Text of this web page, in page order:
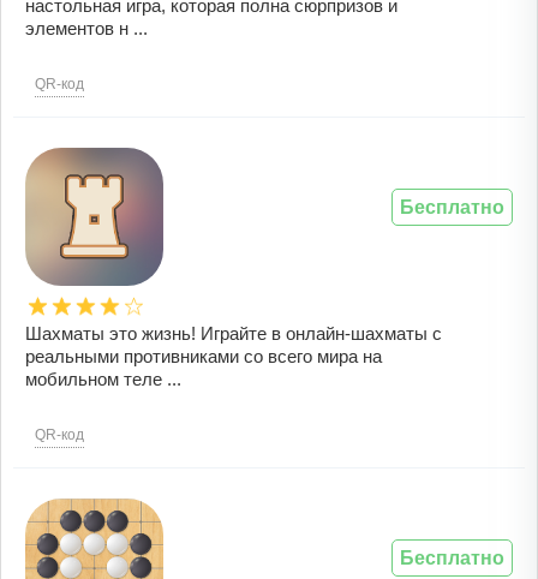
настольная игра, которая полна сюрпризов и
элементов н ...
QR-код
Шахматы это жизнь! Играйте в онлайн-шахматы с
реальными противниками со всего мира на
мобильном теле ...
QR-код
Бесплатно
Бесплатно